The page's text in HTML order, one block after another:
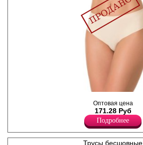
средней посадки,
бесшовные с лазерной
обработкой по краям,
выполнены из тонкой
микрофибры.
Лайкра 10%
Оптовая цена
171.28 Руб
Подробнее
Трусы бесшовные